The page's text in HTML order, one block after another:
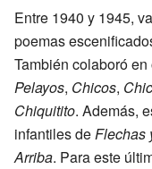
Entre 1940 y 1945,
poemas
También colaboró
Pelayos, Chicos,
Chiquitito. Además,
infantiles deFlechas
Arriba. Para este